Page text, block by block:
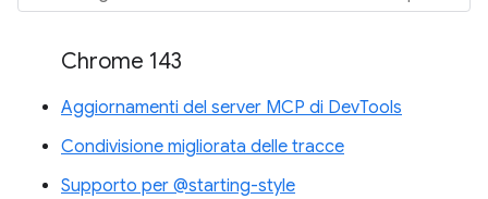
Chrome 143
Aggiornamenti del server MCP di DevTools
Condivisione migliorata delle tracce
Supporto per @starting-style